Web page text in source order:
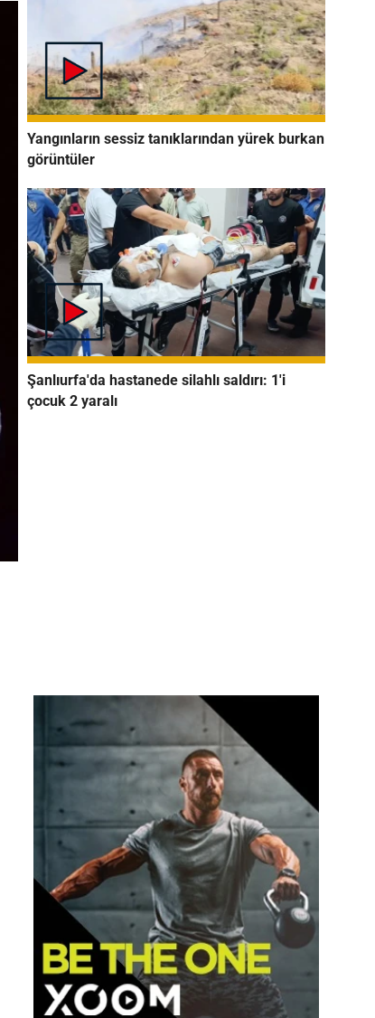
Yangınların sessiz tanıklarından yürek burkan
görüntüler
Şanlıurfa'da hastanede silahlı saldırı: 1'i
çocuk 2 yaralı